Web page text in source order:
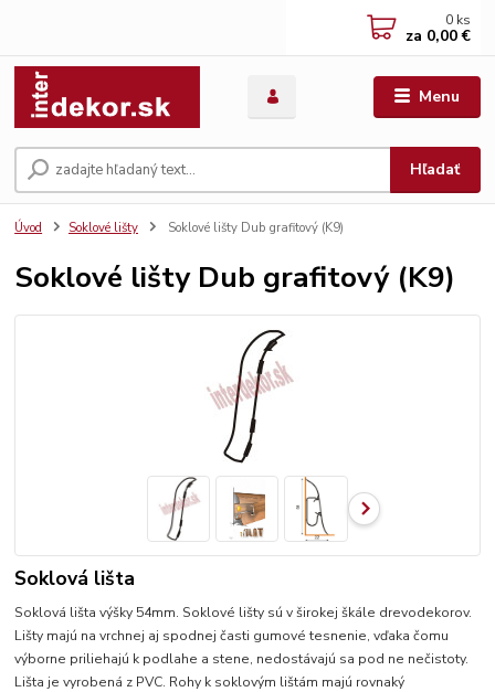
Menu
Hľadať
0 ks
za 0,00 €
Úvod Soklové lišty Soklové lišty Dub grafitový (K9)
Soklové lišty Dub grafitový (K9)
Soklová lišta
Soklová lišta výšky 54mm. Soklové lišty sú v širokej škále drevodekorov.
Lišty majú na vrchnej aj spodnej časti gumové tesnenie, vďaka čomu
výborne priliehajú k podlahe a stene, nedostávajú sa pod ne nečistoty.
Lišta je vyrobená z PVC. Rohy k soklovým lištám majú rovnaký